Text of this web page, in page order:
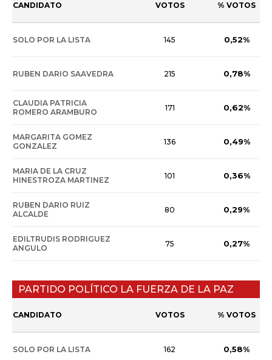
CANDIDATO VOTOS % VOTOS
SOLO POR LA LISTA 145 0,52%
RUBEN DARIO SAAVEDRA 215 0,78%
CLAUDIA PATRICIA
ROMERO ARAMBURO
171 0,62%
MARGARITA GOMEZ
GONZALEZ
136 0,49%
MARIA DE LA CRUZ
HINESTROZA MARTINEZ
101 0,36%
RUBEN DARIO RUIZ
ALCALDE
80 0,29%
EDILTRUDIS RODRIGUEZ
ANGULO
75 0,27%
PARTIDO POLÍTICO LA FUERZA DE LA PAZ
CANDIDATO VOTOS % VOTOS
SOLO POR LA LISTA 162 0,58%